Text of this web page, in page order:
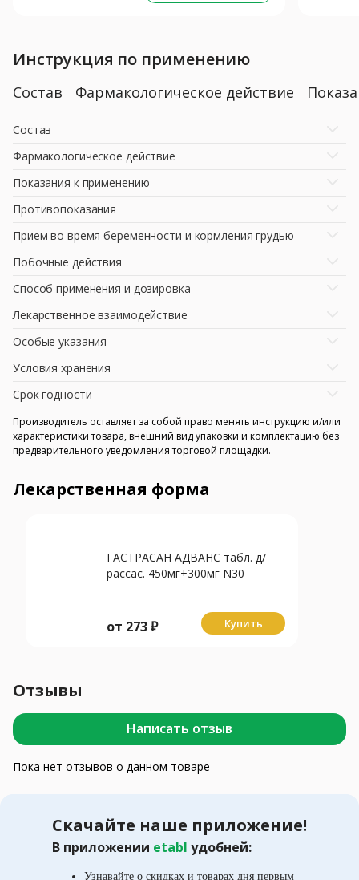
Инструкция по применению
Состав Фармакологическое действие
Состав
Фармакологическое действие
Показания к применению
Противопоказания
Прием во время беременности и кормления грудью
Побочные действия
Способ применения и дозировка
Лекарственное взаимодействие
Особые указания
Условия хранения
Срок годности
Производитель оставляет за собой право менять инструкцию и/или
характеристики товара, внешний вид упаковки и комплектацию без
предварительного уведомления торговой площадки.
Лекарственная форма
ГАСТРАСАН АДВАНС табл. д/
рассас. 450мг+300мг N30
от 273₽ Купить
Отзывы
Написать отзыв
Пока нет отзывов о данном товаре
Скачайте наше приложение!
В приложении etabl удобней:
Узнавайте о скидках и товарах дня первым